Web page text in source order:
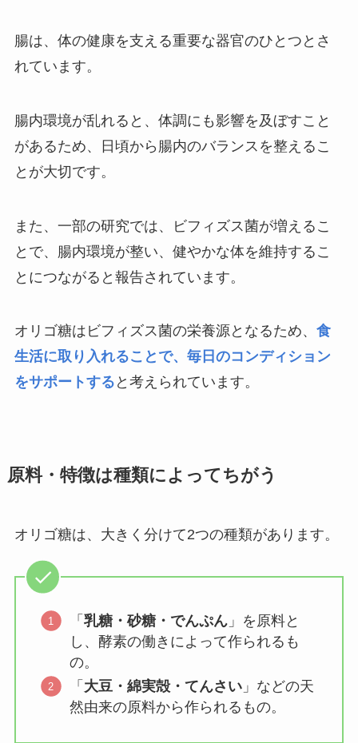
腸は、体の健康を支える重要な器官のひとつとさ
れています。
腸内環境が乱れると、体調にも影響を及ぼすこと
があるため、日頃から腸内のバランスを整えるこ
とが大切です。
また、一部の研究では、ビフィズス菌が増えるこ
とで、腸内環境が整い、健やかな体を維持するこ
とにつながると報告されています。
オリゴ糖はビフィズス菌の栄養源となるため、 食
生活に取り入れることで、毎日のコンディション
をサポートする と考えられています。
原料・特徴は種類によってちがう
オリゴ糖は、大きく分けて2つの種類があります。
「乳糖・砂糖・でんぷん 」を原料と
し、酵素の働きによって作られるも
の。
「 大豆・綿実殻・てんさい 」などの天
然由来の原料から作られるもの。